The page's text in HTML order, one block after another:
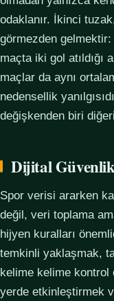
odaklanır. İkinci
görmezden gelmektir:
maçta iki gol atıldığı
maçlar da aynı
nedensellik
değişkenden biri
Dijital
Spor verisi ararken
değil, veri toplama
hijyen kuralları
temkinli yaklaşmak,
kelime kelime kontrol
yerde etkinleştirmek